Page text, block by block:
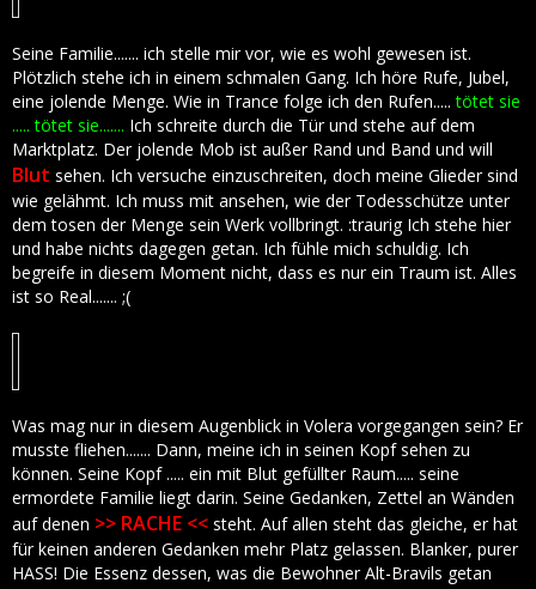
Seine Familie....... ich stelle mir vor, wie es wohl gewesen ist.
Plötzlich stehe ich in einem schmalen Gang. Ich höre Rufe, Jubel,
eine jolende Menge. Wie in Trance folge ich den Rufen.....tötet sie
..... tötet sie....... Ich schreite durch die Tür und stehe auf dem
Marktplatz. Der jolende Mob ist außer Rand und Band und will
Blut sehen. Ich versuche einzuschreiten, doch meine Glieder sind
wie gelähmt. Ich muss mit ansehen, wie der Todesschütze unter
dem tosen der Menge sein Werk vollbringt. :traurig Ich stehe hier
und habe nichts dagegen getan. Ich fühle mich schuldig. Ich
begreife in diesem Moment nicht, dass es nur ein Traum ist. Alles
ist so Real....... ;(
Was mag nur in diesem Augenblick in Volera vorgegangen sein? Er
musste fliehen....... Dann, meine ich in seinen Kopf sehen zu
können. Seine Kopf ..... ein mit Blut gefüllter Raum..... seine
ermordete Familie liegt darin. Seine Gedanken, Zettel an Wänden
auf denen >> RACHE << steht. Auf allen steht das gleiche, er hat
für keinen anderen Gedanken mehr Platz gelassen. Blanker, purer
HASS! Die Essenz dessen, was die Bewohner Alt-Bravils getan